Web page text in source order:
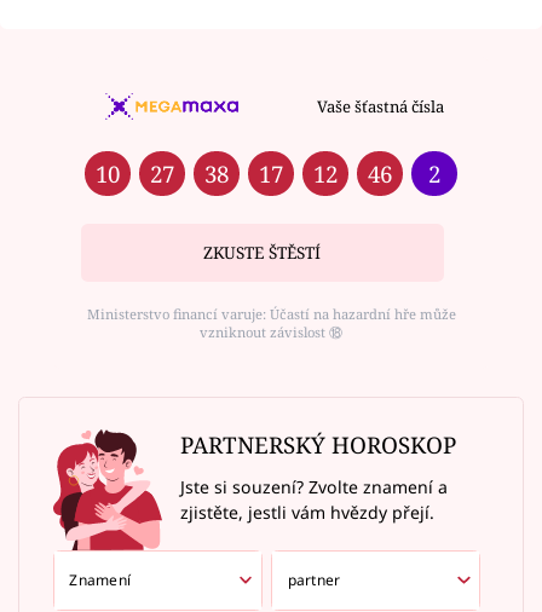
Vaše šťastná čísla
10 27 38 17 12 46 2
ZKUSTE ŠTĚSTÍ
Ministerstvo financí varuje: Účastí na hazardní hře může
vzniknout závislost ⑱
PARTNERSKÝ HOROSKOP
Jste si souzení? Zvolte znamení a
zjistěte, jestli vám hvězdy přejí.